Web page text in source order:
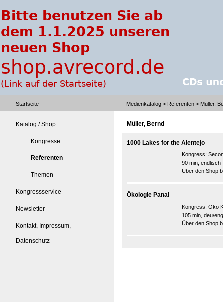
Startseite Medienkatalog > Referenten > Müller,
Katalog / Shop
Kongresse
Referenten
Themen
Kongressservice
Newsletter
Kontakt, Impressum,
Datenschutz
Müller, Bernd
1000 Lakes for the Alentejo
Kongress:
90 min, endlisch
Über den Shop
Ökologie Panal
Kongress: Öko
105 min, deu/eng
Über den Shop